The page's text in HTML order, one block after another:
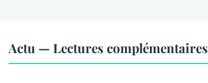
Actu — Lectures complémentaires